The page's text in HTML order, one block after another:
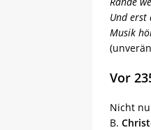
Und erst
Musik
Vor
Nicht
B.